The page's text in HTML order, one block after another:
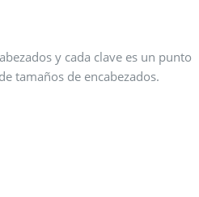
y cada clave es un punto
tamaños de encabezados.